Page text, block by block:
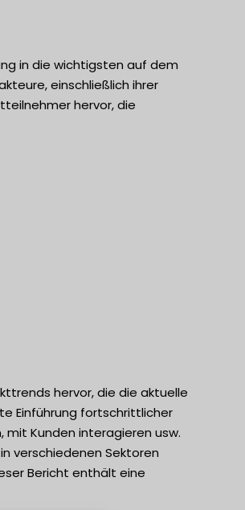
in die wichtigsten auf dem
einschließlich ihrer
hervor, die
hervor, die die aktuelle
Einführung fortschrittlicher
Kunden interagieren usw.
verschiedenen Sektoren
Bericht enthält eine